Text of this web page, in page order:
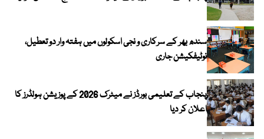
سندھ بھر کے سرکاری و نجی اسکولوں میں ہفتہ وار دو تعطیل،
نوٹیفکیشن جاری
پنجاب کے تعلیمی بورڈز نے میٹرک 2026 کے پوزیشن ہولڈرز کا
اعلان کر دیا